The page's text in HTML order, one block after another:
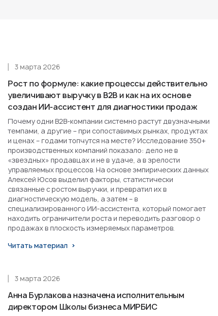
Рост по формуле: какие процессы действительно
увеличивают выручку в B2B и как на их основе
создан ИИ-ассистент для диагностики продаж
3 марта 2026
Почему одни B2B-компании системно растут двузначными
темпами, а другие – при сопоставимых рынках, продуктах
и ценах – годами топчутся на месте? Исследование 350+
производственных компаний показало: дело не в
«звездных» продавцах и не в удаче, а в зрелости
управляемых процессов. На основе эмпирических данных
Алексей Юсов выделил факторы, статистически
связанные с ростом выручки, и превратил их в
диагностическую модель, а затем – в
специализированного ИИ-ассистента, который помогает
находить ограничители роста и переводить разговор о
продажах в плоскость измеряемых параметров.
Читать материал
Анна Бурлакова назначена исполнительным
директором Школы бизнеса МИРБИС
3 марта 2026